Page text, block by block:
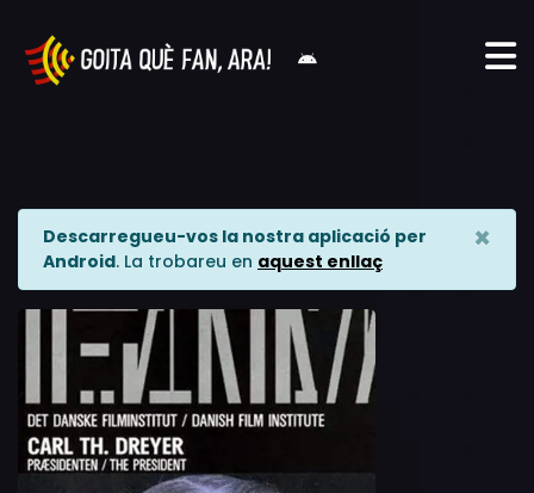
Descarregueu-vos la nostra aplicació per
Android. La trobareu en aquest enllaç
×